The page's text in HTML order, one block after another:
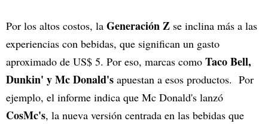
Por los altos costos, la Generación Z se inclina más a las
experiencias con bebidas, que significan un gasto
aproximado de US$ 5. Por eso, marcas como Taco Bell,
Dunkin' y Mc Donald's apuestan a esos productos. Por
ejemplo, el informe indica que Mc Donald's lanzó
CosMc's, la nueva versión centrada en las bebidas que